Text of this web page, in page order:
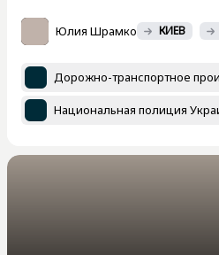
Юлия Шрамко КИЕВ
Дорожно-транспортное
Национальная полиция